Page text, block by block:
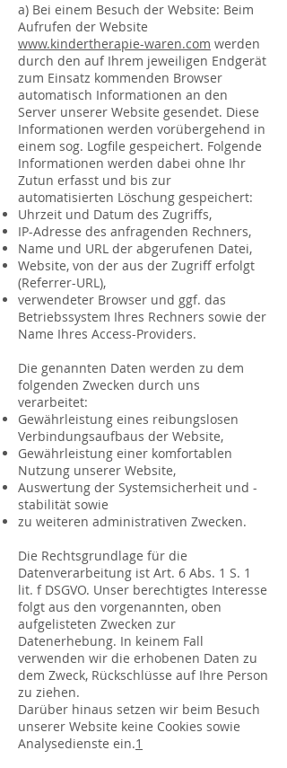
a) Bei einem Besuch der Website: Beim
Aufrufen der Website
www.kindertherapie-waren.com werden
durch den auf Ihrem jeweiligen Endgerät
zum Einsatz kommenden Browser
automatisch Informationen an den
Server unserer Website gesendet. Diese
Informationen werden vorübergehend in
einem sog. Logfile gespeichert. Folgende
Informationen werden dabei ohne Ihr
Zutun erfasst und bis zur
automatisierten Löschung gespeichert:
Uhrzeit und Datum des Zugriffs,
IP-Adresse des anfragenden Rechners,
Name und URL der abgerufenen Datei,
Website, von der aus der Zugriff erfolgt
(Referrer-URL),
verwendeter Browser und ggf. das
Betriebssystem Ihres Rechners sowie der
Name Ihres Access-Providers.
Die genannten Daten werden zu dem
folgenden Zwecken durch uns
verarbeitet:
Gewährleistung eines reibungslosen
Verbindungsaufbaus der Website,
Gewährleistung einer komfortablen
Nutzung unserer Website,
Auswertung der Systemsicherheit und -
stabilität sowie
zu weiteren administrativen Zwecken.
Die Rechtsgrundlage für die
Datenverarbeitung ist Art. 6 Abs. 1 S. 1
lit. f DSGVO. Unser berechtigtes Interesse
folgt aus den vorgenannten, oben
aufgelisteten Zwecken zur
Datenerhebung. In keinem Fall
verwenden wir die erhobenen Daten zu
dem Zweck, Rückschlüsse auf Ihre Person
zu ziehen.
Darüber hinaus setzen wir beim Besuch
unserer Website keine Cookies sowie
Analysedienste ein.1